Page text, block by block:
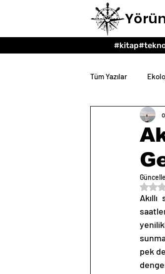
Tüm Yazılar
pek
#kitap